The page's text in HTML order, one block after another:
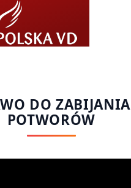
DO ZABIJANIA
POTWORÓW